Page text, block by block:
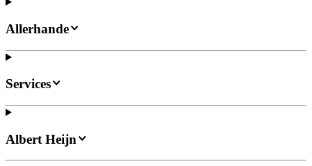
Allerhande
Services
Albert Heijn